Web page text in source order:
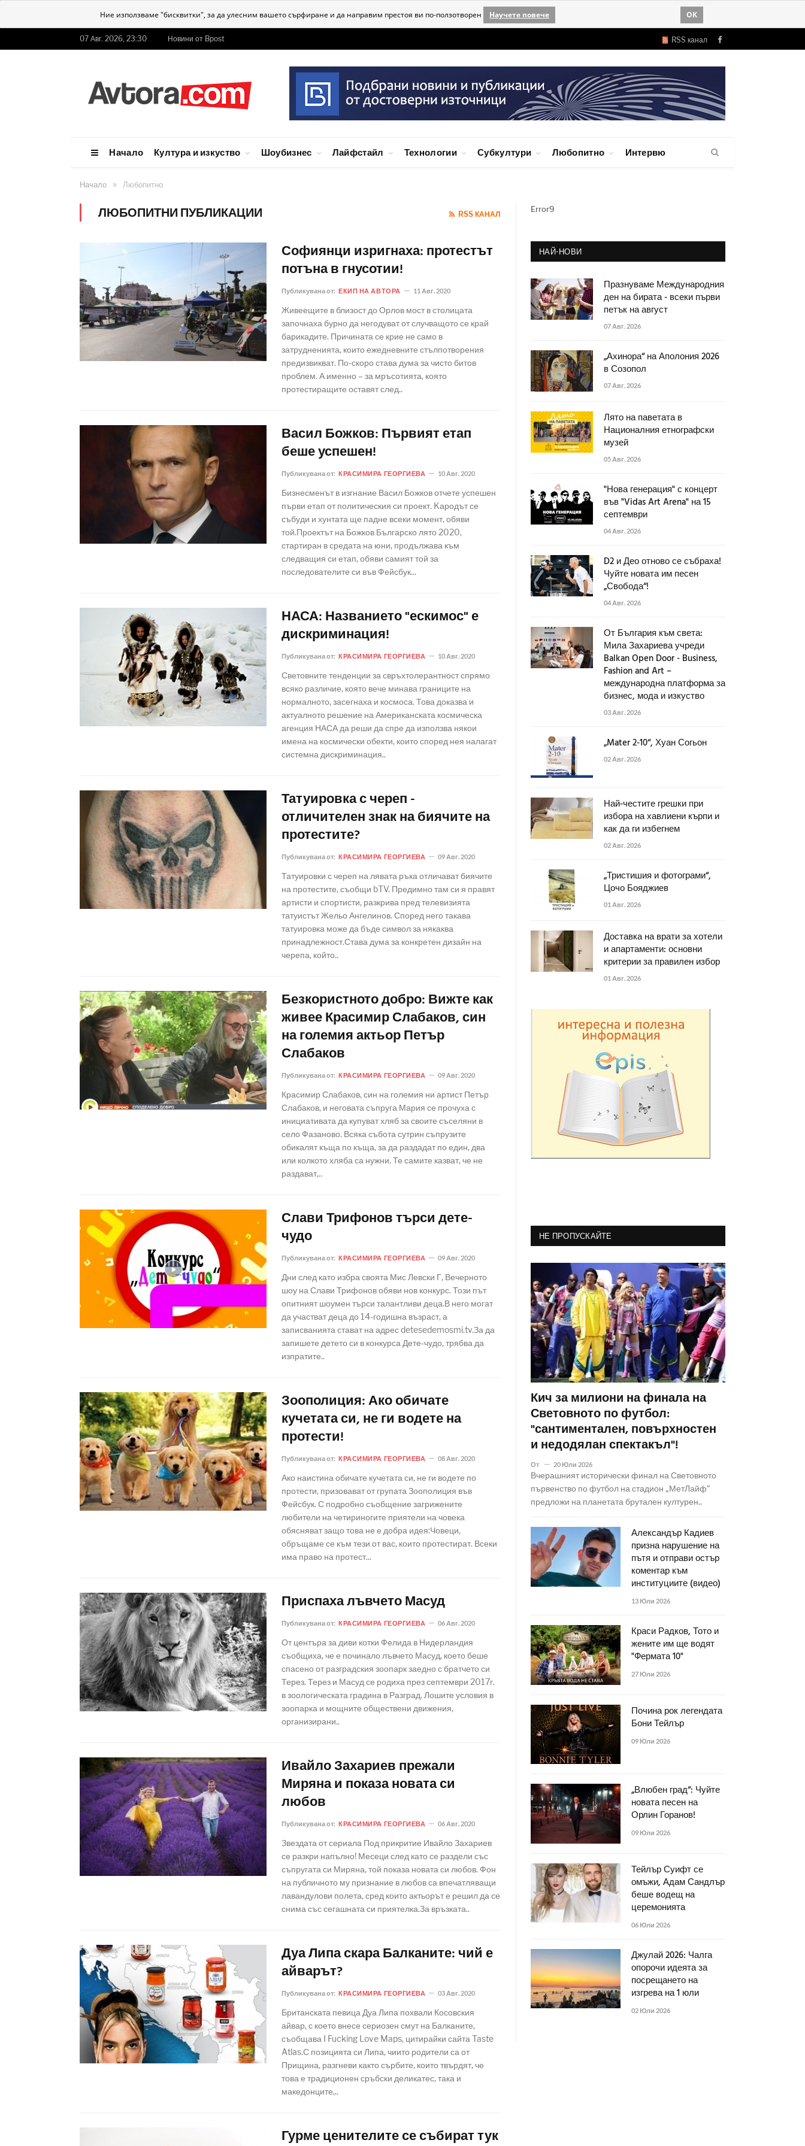
Ние използваме "бисквитки", за да улесним вашето сърфиране и да направим престоя ви по-ползотворен Научете повече OK
07 Авг. 2026, 23:30 Новини от Bpost RSS канал Facebook
Начало Култура и изкуство Шоубизнес Лайфстайл Технологии Субкултури Любопитно Интервю
Начало » Любопитно
ЛЮБОПИТНИ ПУБЛИКАЦИИ RSS КАНАЛ
Софиянци изригнаха: протестът
потъна в гнусотии!
Публикувана от: ЕКИП НА АВТОРА 11 Авг. 2020
Живеещите в близост до Орлов мост в столицата
започнаха бурно да негодуват от случващото се край
барикадите. Причината се крие не само в
затрудненията, които ежедневните стълпотворения
предизвикват. По-скоро става дума за чисто битов
проблем. А именно – за мръсотията, която
протестиращите оставят след..
Васил Божков: Първият етап
беше успешен!
Публикувана от: КРАСИМИРА ГЕОРГИЕВА 10 Авг. 2020
Бизнесменът в изгнание Васил Божков отчете успешен
първи етап от политическия си проект. Kародът се
събуди и хунтата ще падне всеки момент, обяви
той.Проектът на Божков Българско лято 2020,
стартиран в средата на юни, продължава към
следващия си етап, обяви самият той за
последователите си във Фейсбук...
НАСА: Названието "ескимос" е
дискриминация!
Публикувана от: КРАСИМИРА ГЕОРГИЕВА 10 Авг. 2020
Световните тенденции за свръхтолерантност спрямо
всяко различие, която вече минава границите на
нормалното, засегнаха и космоса. Това доказва и
актуалното решение на Американската космическа
агенция НАСА да реши да спре да използва някои
имена на космически обекти, които според нея налагат
системна дискриминация..
Татуировка с череп -
отличителен знак на биячите на
протестите?
Публикувана от: КРАСИМИРА ГЕОРГИЕВА 09 Авг. 2020
Татуировки с череп на лявата ръка отличават биячите
на протестите, съобщи bTV. Предимно там си я правят
артисти и спортисти, разкрива пред телевизията
татуистът Жельо Ангелинов. Според него такава
татуировка може да бъде символ за някаква
принадлежност.Става дума за конкретен дизайн на
черепа, който..
Безкористното добро: Вижте как
живее Красимир Слабаков, син
на големия актьор Петър
Слабаков
Публикувана от: КРАСИМИРА ГЕОРГИЕВА 09 Авг. 2020
Красимир Слабаков, син на големия ни артист Петър
Слабаков, и неговата съпруга Мария се прочуха с
инициативата да купуват хляб за своите съселяни в
село Фазаново. Всяка събота сутрин съпрузите
обикалят къща по къща, за да раздадат по един, два
или колкото хляба са нужни. Те самите казват, че не
раздават,..
Слави Трифонов търси дете-
чудо
Публикувана от: КРАСИМИРА ГЕОРГИЕВА 09 Авг. 2020
Дни след като избра своята Мис Левски Г, Вечерното
шоу на Слави Трифонов обяви нов конкурс. Този път
опитният шоумен търси талантливи деца.В него могат
да участват деца до 14-годишна възраст, а
записванията стават на адрес detesedemosmi.tv.За да
запишете детето си в конкурса Дете-чудо, трябва да
изпратите..
Зоополиция: Ако обичате
кучетата си, не ги водете на
протести!
Публикувана от: КРАСИМИРА ГЕОРГИЕВА 08 Авг. 2020
Ако наистина обичате кучетата си, не ги водете по
протести, призовават от групата Зоополиция във
Фейсбук. С подробно съобщение загрижените
любители на четириногите приятели на човека
обясняват защо това не е добра идея:Човеци,
обръщаме се към тези от вас, които протестират. Всеки
има право на протест...
Приспаха лъвчето Масуд
Публикувана от: КРАСИМИРА ГЕОРГИЕВА 06 Авг. 2020
От центъра за диви котки Фелида в Нидерландия
съобщиха, че е починало лъвчето Масуд, което беше
спасено от разградския зоопарк заедно с братчето си
Терез. Терез и Масуд се родиха през септември 2017г.
в зоологическата градина в Разград. Лошите условия в
зоопарка и мощните обществени движения,
организирани..
Ивайло Захариев прежали
Миряна и показа новата си
любов
Публикувана от: КРАСИМИРА ГЕОРГИЕВА 06 Авг. 2020
Звездата от сериала Под прикритие Ивайло Захариев
се разкри напълно! Месеци след като се раздели със
съпругата си Миряна, той показа новата си любов. Фон
на публичното му признание в любов са впечатляващи
лавандулови полета, сред които актьорът е решил да се
снима със сегашната си приятелка.За връзката..
Дуа Липа скара Балканите: чий е
айварът?
Публикувана от: КРАСИМИРА ГЕОРГИЕВА 03 Авг. 2020
Британската певица Дуа Липа похвали Косовския
айвар, с което внесе сериозен смут на Балканите,
съобщава I Fucking Love Maps, цитирайки сайта Taste
Atlas.С позицията си Липа, чиито родители са от
Прищина, разгневи както сърбите, които твърдят, че
това е традиционен сръбски деликатес, така и
македонците,..
Гурме ценителите се събират тук
Error9
НАЙ-НОВИ
Празнуваме Международния
ден на бирата - всеки първи
петък на август
07 Авг. 2026
„Ахинора“ на Аполония 2026
в Созопол
07 Авг. 2026
Лято на паветата в
Националния етнографски
музей
05 Авг. 2026
"Нова генерация" с концерт
във "Vidas Art Arena" на 15
септември
04 Авг. 2026
D2 и Део отново се събраха!
Чуйте новата им песен
„Свобода“!
04 Авг. 2026
От България към света:
Мила Захариева учреди
Balkan Open Door - Business,
Fashion and Art –
международна платформа за
бизнес, мода и изкуство
03 Авг. 2026
„Mater 2-10“, Хуан Согьон
02 Авг. 2026
Най-честите грешки при
избора на хавлиени кърпи и
как да ги избегнем
02 Авг. 2026
„Тристишия и фотограми“,
Цочо Бояджиев
01 Авг. 2026
Доставка на врати за хотели
и апартаменти: основни
критерии за правилен избор
01 Авг. 2026
НЕ ПРОПУСКАЙТЕ
Кич за милиони на финала на
Световното по футбол:
"сантиментален, повърхностен
и недодялан спектакъл"!
От 20 Юли 2026
Вчерашният исторически финал на Световното
първенство по футбол на стадион „МетЛайф“
предложи на планетата брутален културен..
Александър Кадиев
призна нарушение на
пътя и отправи остър
коментар към
институциите (видео)
13 Юли 2026
Краси Радков, Тото и
жените им ще водят
"Фермата 10"
27 Юли 2026
Почина рок легендата
Бони Тейлър
09 Юли 2026
„Влюбен град“: Чуйте
новата песен на
Орлин Горанов!
09 Юли 2026
Тейлър Суифт се
омъжи, Адам Сандлър
беше водещ на
церемонията
06 Юли 2026
Джулай 2026: Чалга
опорочи идеята за
посрещането на
изгрева на 1 юли
02 Юли 2026